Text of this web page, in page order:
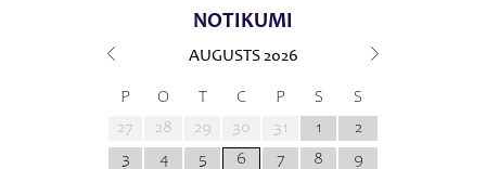
NOTIKUMI
AUGUSTS 2026
P O T C P S
S
27
28 29 30 31 1
2
3
4 5 6 7 8
9